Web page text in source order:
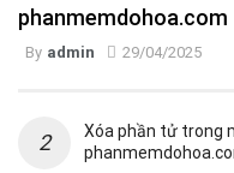
phanmemdohoa.com
By admin 29/04/2025
Xóa phần tử trong